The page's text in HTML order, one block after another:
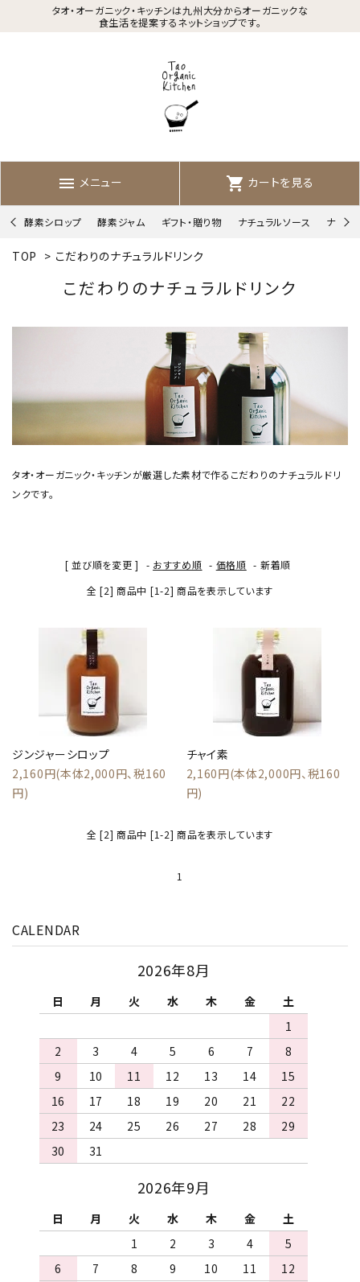
タオ・オーガニック・キッチンは九州大分からオーガニックな
食生活を提案するネットショップです。
menu メニュー shopping_cart カートを見る
酵素シロップ 酵素ジャム ギフト・贈り物 ナチュラルソース ナチュ
TOP > こだわりのナチュラルドリンク
こだわりのナチュラルドリンク
タオ・オーガニック・キッチンが厳選した素材で作るこだわりのナチュラルドリ
ンクです。
[ 並び順を変更 ] - おすすめ順 - 価格順 - 新着順
全 [2] 商品中 [1-2] 商品を表示しています
ジンジャーシロップ
2,160円(本体2,000円、税160
円)
チャイ素
2,160円(本体2,000円、税160
円)
全 [2] 商品中 [1-2] 商品を表示しています
1
キーワード
カテゴリー
CALENDAR
2026年8月
日 月 火 水 木 金
土
1
2
3 4 5 6 7
8
9
10 11 12 13 14
15
16
17 18 19 20 21
22
23
24 25 26 27 28
29
30
31
2026年9月
日 月 火 水 木 金
土
1
2 3 4
5
6
7 8 9 10 11
12